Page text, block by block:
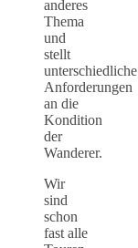
anderes
Thema
und
stellt
unterschiedliche
Anforderungen
an die
Kondition
der
Wanderer.
Wir
sind
schon
fast alle